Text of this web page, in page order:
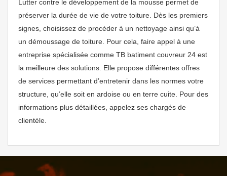
Lutter contre le développement de la mousse permet de
préserver la durée de vie de votre toiture. Dès les premiers
signes, choisissez de procéder à un nettoyage ainsi qu’à
un démoussage de toiture. Pour cela, faire appel à une
entreprise spécialisée comme TB batiment couvreur 24 est
la meilleure des solutions. Elle propose différentes offres
de services permettant d’entretenir dans les normes votre
structure, qu’elle soit en ardoise ou en terre cuite. Pour des
informations plus détaillées, appelez ses chargés de
clientèle.